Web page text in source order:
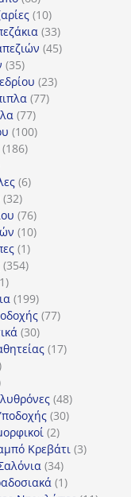
προϊόντα
1010
προϊόντα
3333
προϊόντα
4545
3535
προϊόντα
2323
7777
7777
προϊόντα
100100
186186
66
3232
προϊόντα
7676
προϊόντα
1010
11
προϊόν
354354
111
προϊόντα
199199
προϊόντα
7777
3030
προϊόντα
1717
4848
προϊόντα
3030
22
προϊόντα
Κρεβάτι 33
3434
προϊόντα
11